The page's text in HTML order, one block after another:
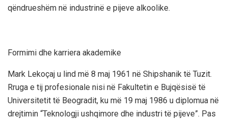
qëndrueshëm në industrinë e pijeve alkoolike.
Formimi dhe karriera akademike
Mark Lekoçaj u lind më 8 maj 1961 në Shipshanik të Tuzit.
Rruga e tij profesionale nisi në Fakultetin e Bujqësisë të
Universitetit të Beogradit, ku më 19 maj 1986 u diplomua në
drejtimin “Teknologji ushqimore dhe industri të pijeve”. Pas